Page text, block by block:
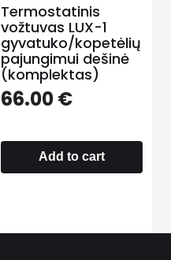
Termostatinis
vožtuvas LUX-1
gyvatuko/kopetėlių
pajungimui dešinė
(komplektas)
66.00€
Add to cart